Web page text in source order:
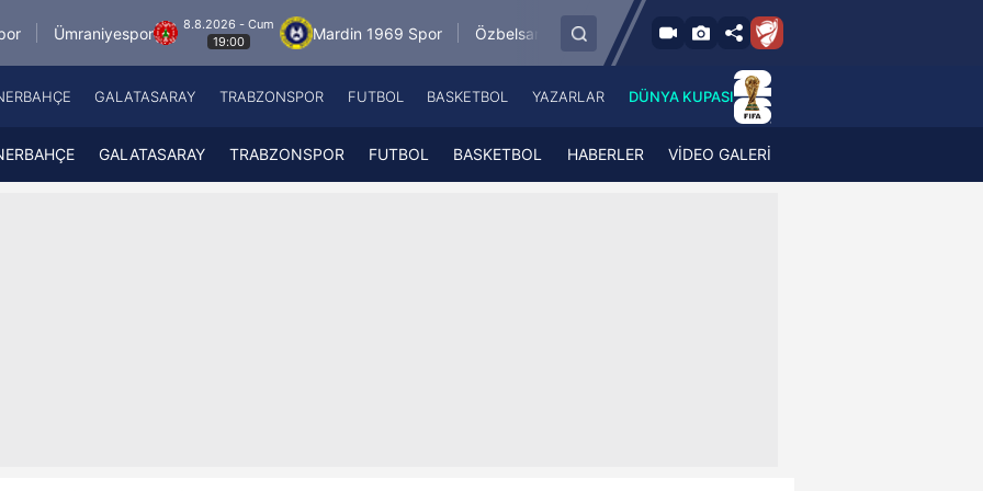
8.8.2026 - Cum
19:00
Mardin 1969 Spor Özbelsan Sivasspor
8.8.2026 - Cum
19:00
Esenler Erokspor
Fenerbahçe
Galatasaray
A Spor
ATV
A Haber Radyo
A Spor Radyo
A News Radio
GALATASARAY TRABZONSPOR FUTBOL BASKETBOL YAZARLAR DÜNYA KUPASI
GALATASARAY TRABZONSPOR FUTBOL BASKETBOL HABERLER VİDEO GALERİ